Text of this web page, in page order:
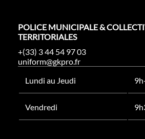
POLICE MUNICIPALE &
TERRITORIALES
+(33) 3 44 54 97 03
uniform@gkpro.fr
Lundi au Jeudi
Vendredi